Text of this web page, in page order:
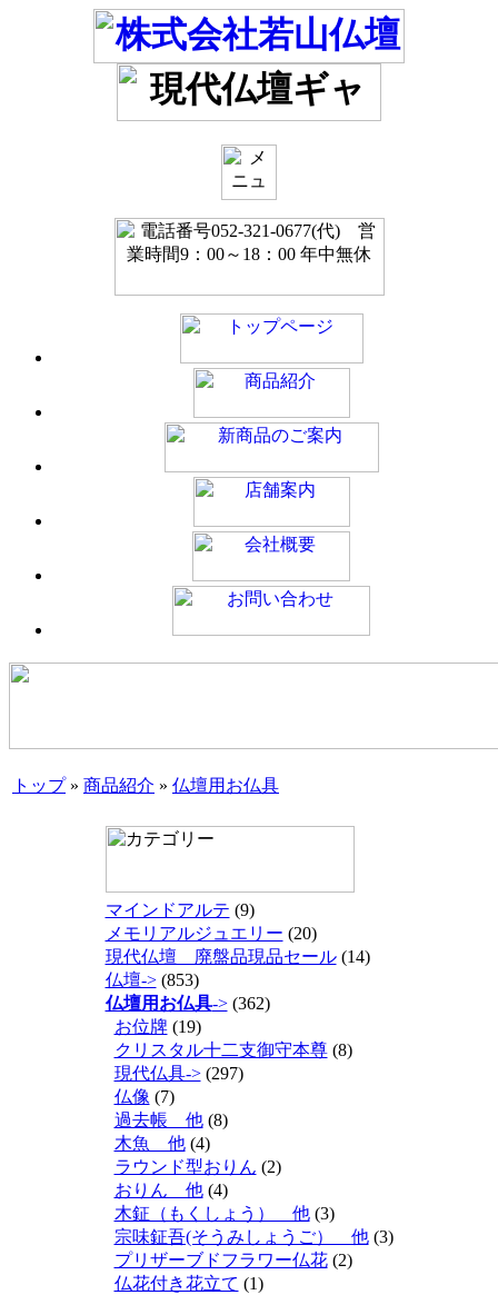
トップ» 商品紹介 » 仏壇用お仏具
マインドアルテ (9)
メモリアルジュエリー (20)
現代仏壇 廃盤品現品セール(14)
仏壇->(853)
仏壇用お仏具->(362)
お位牌(19)
クリスタル十二支御守本尊(8)
現代仏具->(297)
仏像 (7)
過去帳 他(8)
木魚 他(4)
ラウンド型おりん (2)
おりん 他(4)
木鉦（もくしょう） 他(3)
宗味鉦吾(そうみしょうご） 他(3)
プリザーブドフラワー仏花(2)
仏花付き花立て (1)